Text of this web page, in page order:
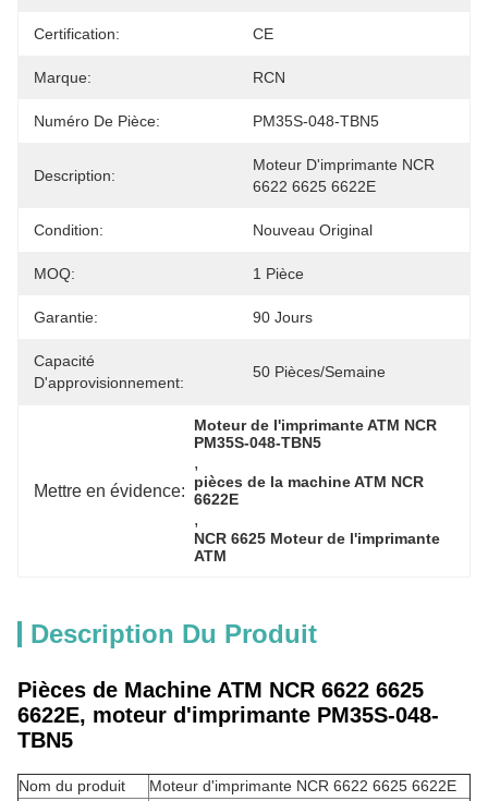
Certification: CE
Marque: RCN
Numéro De Pièce: PM35S-048-TBN5
Description:
Moteur D'imprimante NCR
6622 6625 6622E
Condition: Nouveau Original
MOQ: 1 Pièce
Garantie: 90 Jours
Capacité
D'approvisionnement:
50 Pièces/semaine
Mettre en évidence:
Moteur de l'imprimante ATM NCR
PM35S-048-TBN5
,
pièces de la machine ATM NCR
6622E
,
NCR 6625 Moteur de l'imprimante
ATM
Description Du Produit
Pièces de Machine ATM NCR 6622 6625
6622E, moteur d'imprimante PM35S-048-
TBN5
Nom du produit
Moteur d'imprimante NCR 6622 6625 6622E